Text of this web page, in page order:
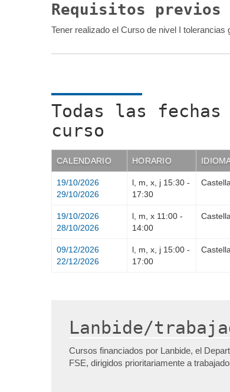
Requisitos previos
Tener realizado el Curso de nivel I
Todas las
curso
CALENDARIO HORARIO
19/10/2026
29/10/2026
l, m, x, j 15:30 -
17:30
19/10/2026
28/10/2026
l, m, x 11:00 -
14:00
09/12/2026
22/12/2026
l, m, x, j 15:00 -
17:00
Lanbide/
Cursos financiados por Lanbide, el
FSE, dirigidos prioritariamente a